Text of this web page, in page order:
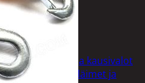
Poistotuotteet
Kausituotteet
Joulu
Joulu- ja kausivalot
Eläimet ja